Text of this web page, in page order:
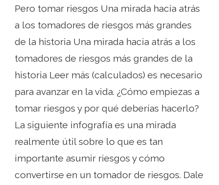
Pero tomar riesgos Una mirada hacia atrás
a los tomadores de riesgos más grandes
de la historia Una mirada hacia atrás a los
tomadores de riesgos más grandes de la
historia Leer más (calculados) es necesario
para avanzar en la vida. ¿Cómo empiezas a
tomar riesgos y por qué deberías hacerlo?
La siguiente infografía es una mirada
realmente útil sobre lo que es tan
importante asumir riesgos y cómo
convertirse en un tomador de riesgos. Dale